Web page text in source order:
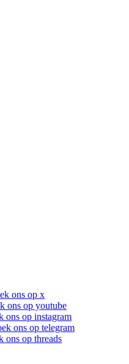
ons op x
ons op youtube
ons op instagram
ons op telegram
ons op threads